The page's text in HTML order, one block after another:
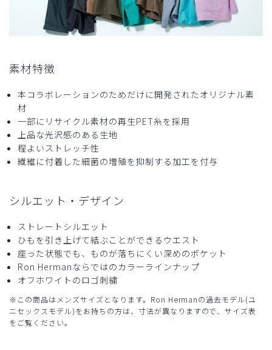
購入確認済み
40代 身長: 166-170cm 体重:56-60kg
も宜しくお願いします。
商品：R28メンズ:Ron Herman スクラブパンツ/ディー
プネイビー/S
役に立った 0
あっき様
年齢:40代 身長:161-165cm 体重: 56-60kg
体型が変わり、書い直しました。
レディースMを着用していましたが、太ってしまい書い直す
採寸から判断すると、メンズのSが良いと判断し、購入しま
した。
サイズはちょうどよく、さっそく愛用しています。
素材特徴
本コラボレーションのためだけに開発されたオリジナル素
材
一部にリサイクル素材の再生PET糸を採用
上品な光沢感のある生地
程よいストレッチ性
繊維に付着した細菌の増殖を抑制する加工を付与
シルエット・デザイン
ストレートシルエット
ひもを引き上げて結ぶことができるウエスト
座った状態でも、ものが落ちにくい深めのポケット
Ron Hermanならではのカラーラインナップ
オフホワイトのロゴ刺繍
※この商品はメンズサイズとなります。Ron Hermanの過去モデル(ユ
ニセックスモデル)をお持ちの方は、寸法が異なりますので、サイズ表
をご覧ください。